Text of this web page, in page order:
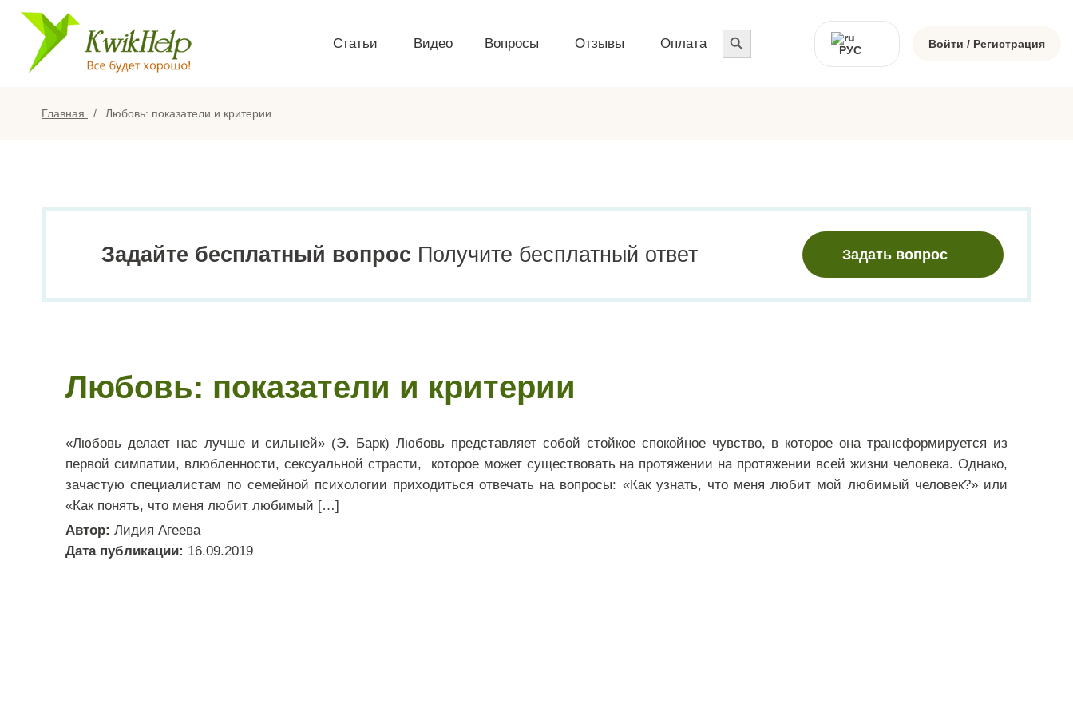
Статьи Видео Вопросы Отзывы Оплата
Search
for:
РУС
Войти / Регистрация
Главная Любовь: показатели и критерии
Задайте бесплатный вопрос Получите бесплатный ответ Задать вопрос
Любовь: показатели и критерии
«Любовь делает нас лучше и сильней» (Э. Барк) Любовь представляет собой стойкое спокойное чувство, в которое она трансформируется из
первой симпатии, влюбленности, сексуальной страсти, которое может существовать на протяжении на протяжении всей жизни человека. Однако,
зачастую специалистам по семейной психологии приходиться отвечать на вопросы: «Как узнать, что меня любит мой любимый человек?» или
«Как понять, что меня любит любимый […]
Автор: Лидия Агеева
Дата публикации: 16.09.2019